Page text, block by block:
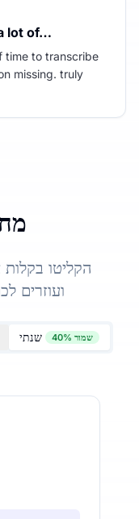
lot of…
time to transcribe
missing. truly
הקליטו בקלות
ועוזרים
שנתי שמור 40%